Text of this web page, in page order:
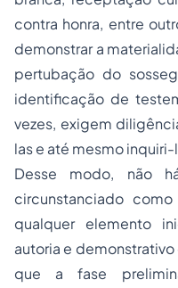
contra honra, entre
demonstrar a
pertubação do
identificação de
vezes, exigem
las e até mesmo inquiri-
Desse modo, não
circunstanciado
qualquer elemento
autoria e
que a fase